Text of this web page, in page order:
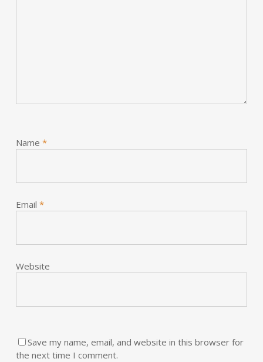
Name *
Email *
Website
Save my name, email, and website in this browser for
the next time I comment.